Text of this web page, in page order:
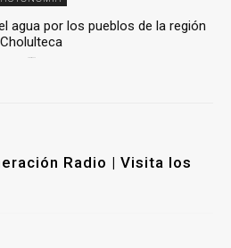
agua por los pueblos de la región
Cholulteca
Radio | Visita los